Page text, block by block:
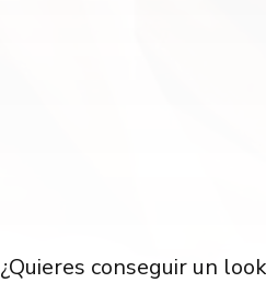
¿Quieres conseguir un